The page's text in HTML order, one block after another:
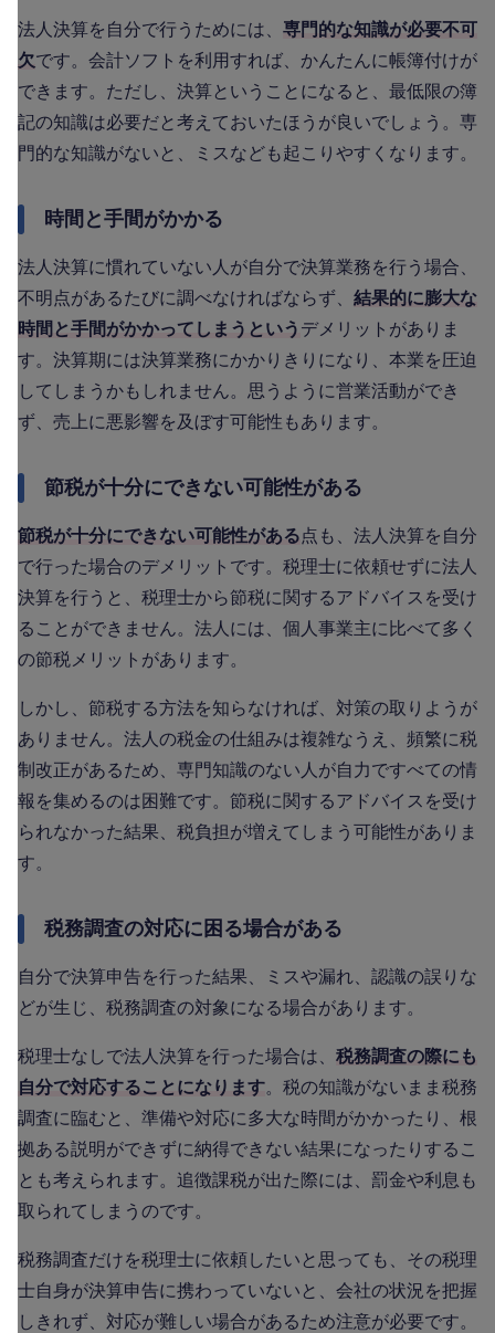
法人決算を自分で行うためには、 専門的な知識が必要不可
欠です。会計ソフトを利用すれば、かんたんに帳簿付けが
できます。ただし、決算ということになると、最低限の簿
記の知識は必要だと考えておいたほうが良いでしょう。専
門的な知識がないと、ミスなども起こりやすくなります。
時間と手間がかかる
法人決算に慣れていない人が自分で決算業務を行う場合、
不明点があるたびに調べなければならず、 結果的に膨大な
時間と手間がかかってしまうという デメリットがありま
す。決算期には決算業務にかかりきりになり、本業を圧迫
してしまうかもしれません。思うように営業活動ができ
ず、売上に悪影響を及ぼす可能性もあります。
節税が十分にできない可能性がある
節税が十分にできない可能性がある点も、法人決算を自分
で行った場合のデメリットです。税理士に依頼せずに法人
決算を行うと、税理士から節税に関するアドバイスを受け
ることができません。法人には、個人事業主に比べて多く
の節税メリットがあります。
しかし、節税する方法を知らなければ、対策の取りようが
ありません。法人の税金の仕組みは複雑なうえ、頻繁に税
制改正があるため、専門知識のない人が自力ですべての情
報を集めるのは困難です。節税に関するアドバイスを受け
られなかった結果、税負担が増えてしまう可能性がありま
す。
税務調査の対応に困る場合がある
自分で決算申告を行った結果、ミスや漏れ、認識の誤りな
どが生じ、税務調査の対象になる場合があります。
税理士なしで法人決算を行った場合は、 税務調査の際にも
自分で対応することになります。税の知識がないまま税務
調査に臨むと、準備や対応に多大な時間がかかったり、根
拠ある説明ができずに納得できない結果になったりするこ
とも考えられます。追徴課税が出た際には、罰金や利息も
取られてしまうのです。
税務調査だけを税理士に依頼したいと思っても、その税理
士自身が決算申告に携わっていないと、会社の状況を把握
しきれず、対応が難しい場合があるため注意が必要です。